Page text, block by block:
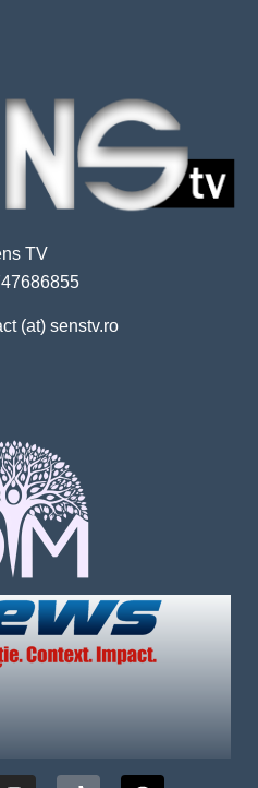
TV
(at) senstv.ro